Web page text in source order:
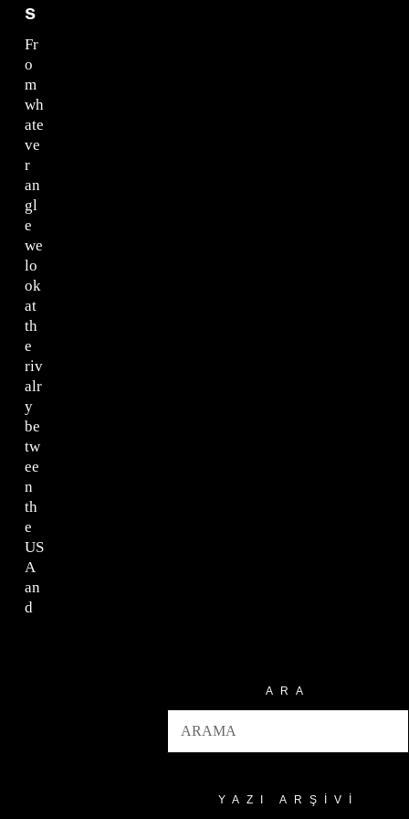
s
Fr
o
m
wh
ate
ve
r
an
gl
e
we
lo
ok
at
th
e
riv
alr
y
be
tw
ee
n
th
e
US
A
an
d
ARA
YAZI ARŞIVI